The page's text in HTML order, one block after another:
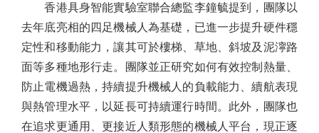
香港具身智能實驗室聯合總監李鐘毓提到，團隊以
去年底亮相的四足機械人為基礎，已進一步提升硬件穩
定性和移動能力，讓其可於樓梯、草地、斜坡及泥濘路
面等多種地形行走。團隊並正研究如何有效控制熱量、
防止電機過熱，持續提升機械人的負載能力、續航表現
與熱管理水平，以延長可持續運行時間。此外，團隊也
在追求更通用、更接近人類形態的機械人平台，現正逐